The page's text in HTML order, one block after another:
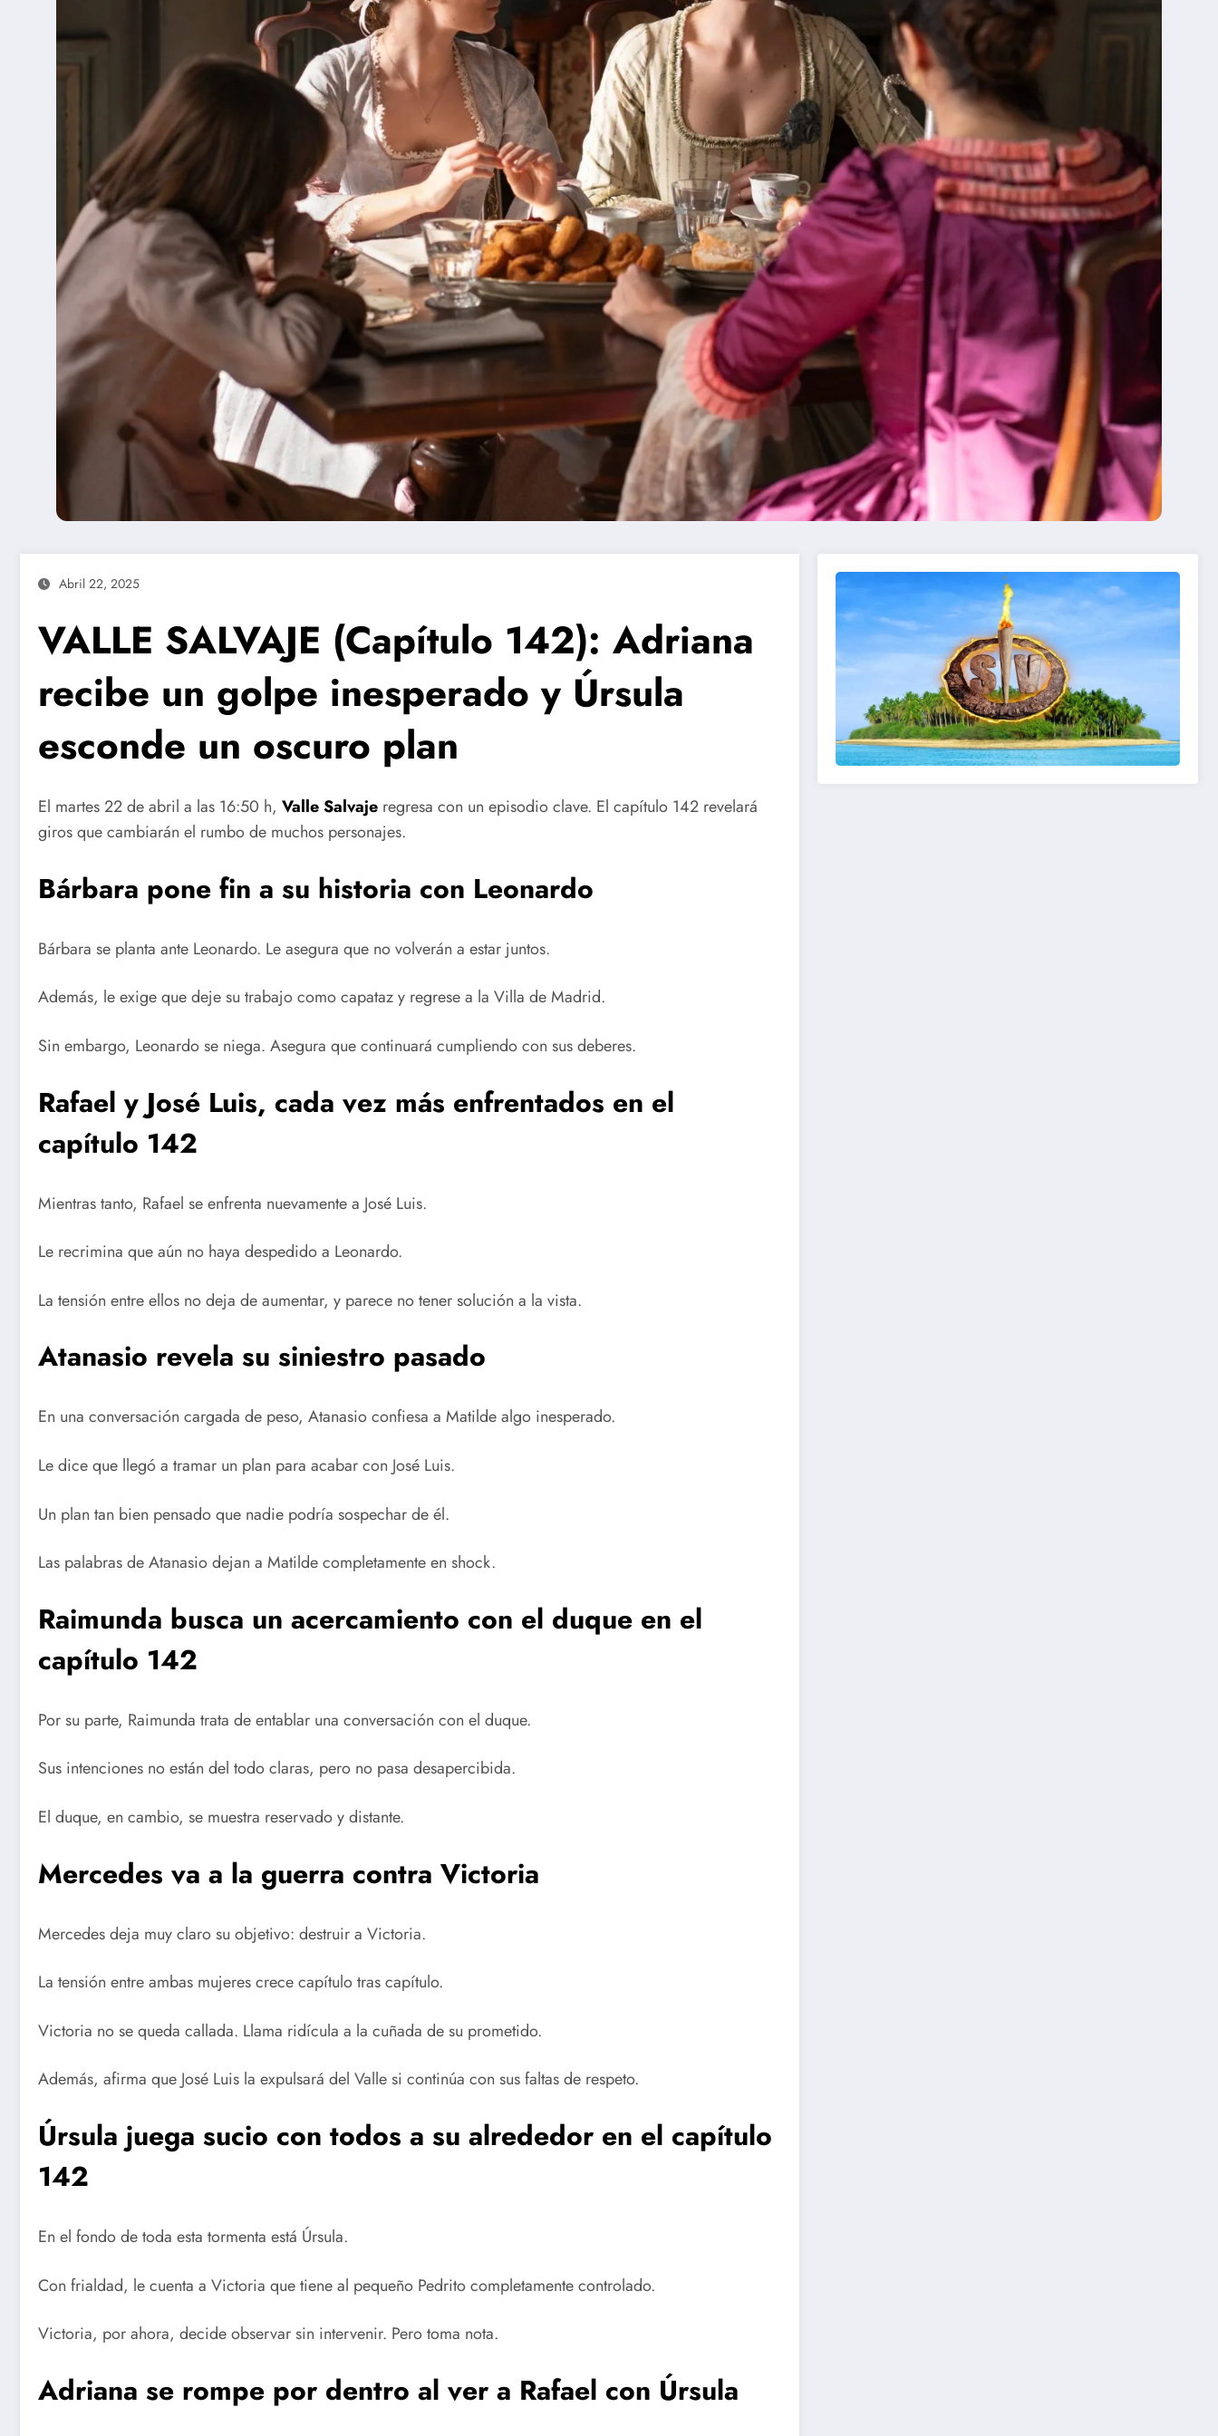
Abril 22, 2025
VALLE SALVAJE (Capítulo 142): Adriana
recibe un golpe inesperado y Úrsula
esconde un oscuro plan
El martes 22 de abril a las 16:50 h, Valle Salvaje regresa con un episodio clave. El capítulo 142 revelará
giros que cambiarán el rumbo de muchos personajes.
Bárbara pone fin a su historia con Leonardo
Bárbara se planta ante Leonardo. Le asegura que no volverán a estar juntos.
Además, le exige que deje su trabajo como capataz y regrese a la Villa de Madrid.
Sin embargo, Leonardo se niega. Asegura que continuará cumpliendo con sus deberes.
Rafael y José Luis, cada vez más enfrentados en el
capítulo 142
Mientras tanto, Rafael se enfrenta nuevamente a José Luis.
Le recrimina que aún no haya despedido a Leonardo.
La tensión entre ellos no deja de aumentar, y parece no tener solución a la vista.
Atanasio revela su siniestro pasado
En una conversación cargada de peso, Atanasio confiesa a Matilde algo inesperado.
Le dice que llegó a tramar un plan para acabar con José Luis.
Un plan tan bien pensado que nadie podría sospechar de él.
Las palabras de Atanasio dejan a Matilde completamente en shock.
Raimunda busca un acercamiento con el duque en el
capítulo 142
Por su parte, Raimunda trata de entablar una conversación con el duque.
Sus intenciones no están del todo claras, pero no pasa desapercibida.
El duque, en cambio, se muestra reservado y distante.
Mercedes va a la guerra contra Victoria
Mercedes deja muy claro su objetivo: destruir a Victoria.
La tensión entre ambas mujeres crece capítulo tras capítulo.
Victoria no se queda callada. Llama ridícula a la cuñada de su prometido.
Además, afirma que José Luis la expulsará del Valle si continúa con sus faltas de respeto.
Úrsula juega sucio con todos a su alrededor en el capítulo
142
En el fondo de toda esta tormenta está Úrsula.
Con frialdad, le cuenta a Victoria que tiene al pequeño Pedrito completamente controlado.
Victoria, por ahora, decide observar sin intervenir. Pero toma nota.
Adriana se rompe por dentro al ver a Rafael con Úrsula